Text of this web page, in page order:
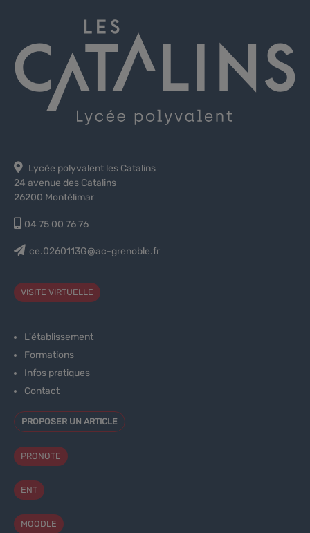
Lycée polyvalent les Catalins
24 avenue des Catalins
26200 Montélimar
04 75 00 76 76
ce.0260113G@ac-grenoble.fr
VISITE VIRTUELLE
L'établissement
Formations
Infos pratiques
Contact
PROPOSER UN ARTICLE
PRONOTE
ENT
MOODLE